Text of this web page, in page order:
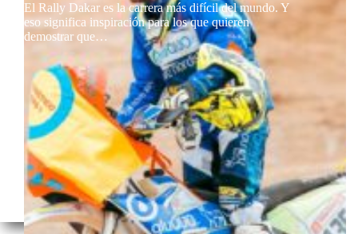
El Rally Dakar es la carrera más difícil del mundo. Y
eso significa inspiración para los que quieren
demostrar que…